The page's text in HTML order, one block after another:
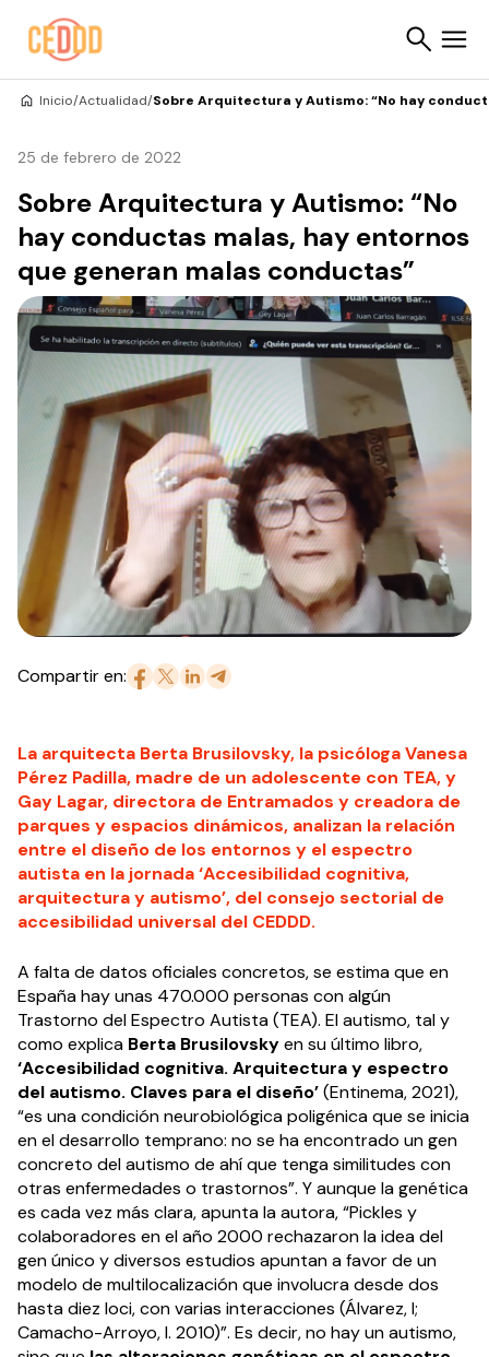
Inicio/Actualidad/Sobre Arquitectura y Autismo: “No hay
25 de febrero de 2022
Sobre Arquitectura y Autismo: “No
hay conductas malas, hay entornos
que generan malas conductas”
Compartir en:
La arquitecta Berta Brusilovsky, la psicóloga Vanesa
Pérez Padilla, madre de un adolescente con TEA, y
Gay Lagar, directora de Entramados y creadora de
parques y espacios dinámicos, analizan la relación
entre el diseño de los entornos y el espectro
autista en la jornada ‘Accesibilidad cognitiva,
arquitectura y autismo’, del consejo sectorial de
accesibilidad universal del CEDDD.
A falta de datos oficiales concretos, se estima que en
España hay unas 470.000 personas con algún
Trastorno del Espectro Autista (TEA). El autismo, tal y
como explica Berta Brusilovskyen su último libro,
‘Accesibilidad cognitiva. Arquitectura y espectro
del autismo. Claves para el diseño’(Entinema, 2021),
“es una condición neurobiológica poligénica que se inicia
en el desarrollo temprano: no se ha encontrado un gen
concreto del autismo de ahí que tenga similitudes con
otras enfermedades o trastornos”. Y aunque la genética
es cada vez más clara, apunta la autora, “Pickles y
colaboradores en el año 2000 rechazaron la idea del
gen único y diversos estudios apuntan a favor de un
modelo de multilocalización que involucra desde dos
hasta diez loci, con varias interacciones (Álvarez, I;
Camacho-Arroyo, I. 2010)”. Es decir, no hay un autismo,